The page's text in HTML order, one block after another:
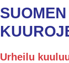
SUOMEN
Urheilu